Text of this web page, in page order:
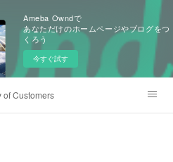
Ameba Owndで
あなただけのホームページやブログをつ
くろう
今すぐ試す
of Customers